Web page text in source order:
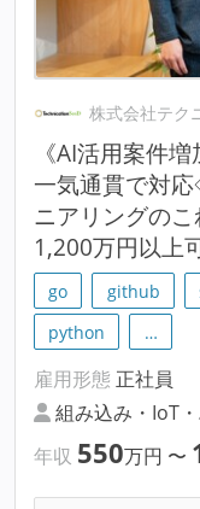
株式会社テク
《AI活用案件
一気通貫で対
ニアリングの
1,200万円以上
go github
python
…
雇用形態 正社員
組み込み・IoT
年収 550万円 〜